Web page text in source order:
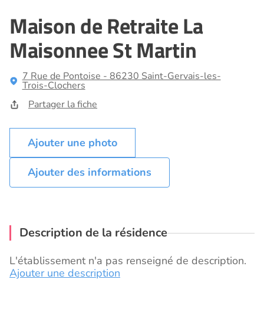
Maison de Retraite La
Maisonnee St Martin
7 Rue de Pontoise - 86230 Saint-Gervais-les-
Trois-Clochers
Partager la fiche
Ajouter des informations
Description de la résidence
L'établissement n'a pas renseigné de description.
Ajouter une description